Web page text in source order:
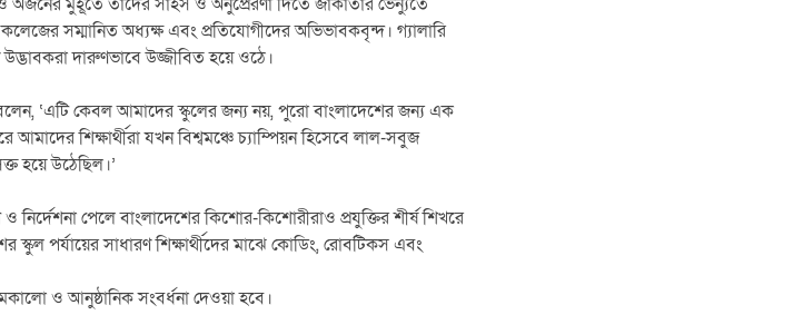
সম্মানিত অধ্যক্ষ এবং প্রতিযোগীদের অভিভাবকবৃন্দ। গ্যালারি
দারুণভাবে উজ্জীবিত হয়ে ওঠে।
‘এটি কেবল আমাদের স্কুলের জন্য নয়, পুরো বাংলাদেশের জন্য এক
শিক্ষার্থীরা যখন বিশ্বমঞ্চে চ্যাম্পিয়ন হিসেবে লাল-সবুজ
হয়ে উঠেছিল।’
পেলে বাংলাদেশের কিশোর-কিশোরীরাও প্রযুক্তির শীর্ষ শিখরে
পর্যায়ের সাধারণ শিক্ষার্থীদের মাঝে কোডিং, রোবটিকস এবং
ও আনুষ্ঠানিক সংবর্ধনা দেওয়া হবে।